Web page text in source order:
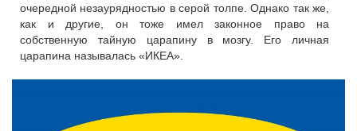
очередной незаурядностью в серой толпе. Однако так же,
как и другие, он тоже имел законное право на
собственную тайную царапину в мозгу. Его личная
царапина называлась «ИКЕА».